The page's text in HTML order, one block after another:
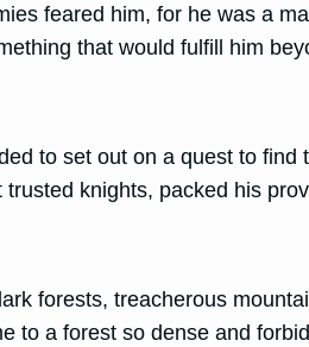
feared him, for he was a
that would fulfill him
to set out on a quest to
knights, packed his
forests, treacherous
to a forest so dense and